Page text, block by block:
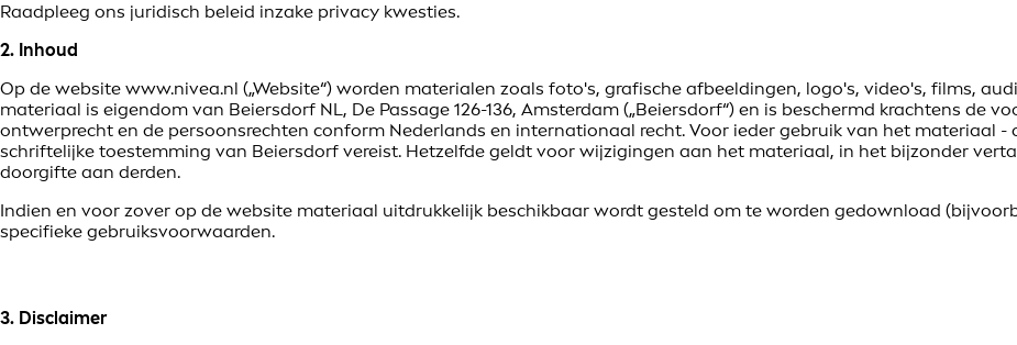
Raadpleeg ons juridisch beleid inzake privacy kwesties.
2. Inhoud
Op de website www.nivea.nl („Website“) worden materialen zoals foto's, grafische afbeeldingen, logo's, video's, films,
materiaal is eigendom van Beiersdorf NL, De Passage 126-136, Amsterdam („Beiersdorf“) en is beschermd krachtens de
ontwerprecht en de persoonsrechten conform Nederlands en internationaal recht. Voor ieder gebruik van het materiaal
schriftelijke toestemming van Beiersdorf vereist. Hetzelfde geldt voor wijzigingen aan het materiaal, in het bijzonder
doorgifte aan derden.
Indien en voor zover op de website materiaal uitdrukkelijk beschikbaar wordt gesteld om te worden gedownload
specifieke gebruiksvoorwaarden.
3. Disclaimer